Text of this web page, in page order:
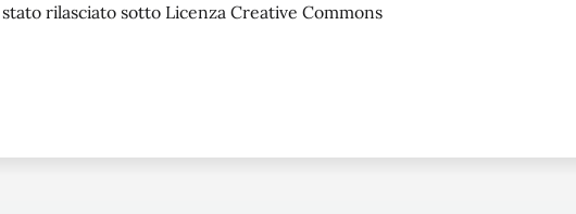
rilasciato sotto Licenza Creative Commons